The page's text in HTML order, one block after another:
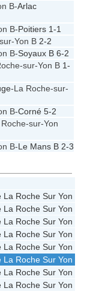
B-Arlac
B-Poitiers 1-1
Yon B 2-2
B-Soyaux B 6-2
sur-Yon B 1-
-La Roche-sur-
B-Corné 5-2
sur-Yon
B-Le Mans B 2-3
Roche Sur Yon B
Roche Sur Yon B
Roche Sur Yon B
Roche Sur Yon B
Roche Sur Yon B
Roche Sur Yon B
Roche Sur Yon B
Roche Sur Yon B